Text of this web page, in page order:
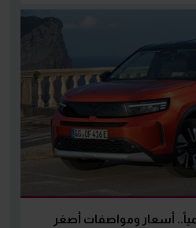
أسعار ومواصفات أصغر